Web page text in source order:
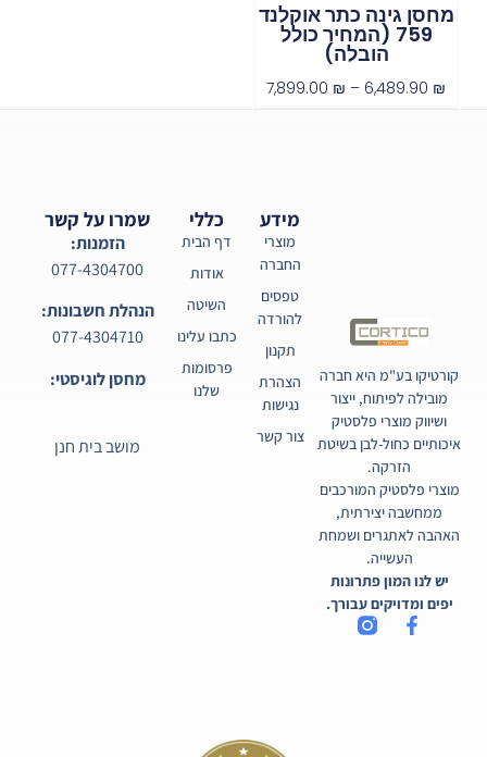
מחסן גינה כתר אוקלנד
759 (המחיר כולל
הובלה)
6,489.90 ₪
–
7,899.00 ₪
קורטיקו בע"מ היא חברה
מובילה לפיתוח, ייצור
ושיווק מוצרי פלסטיק
איכותיים כחול-לבן בשיטת
הזרקה.
מוצרי פלסטיק המורכבים
ממחשבה יצירתית,
האהבה לאתגרים ושמחת
העשייה.
יש לנו המון פתרונות
יפים ומדויקים עבורך.
כללי
דף הבית
אודות
השיטה
כתבו עלינו
פרסומות
שלנו
מידע
מוצרי
החברה
טפסים
להורדה
תקנון
הצהרת
נגישות
צור קשר
שמרו על קשר
הזמנות:
077-4304700
הנהלת חשבונות:
077-4304710
מחסן לוגיסטי:
מושב בית חנן